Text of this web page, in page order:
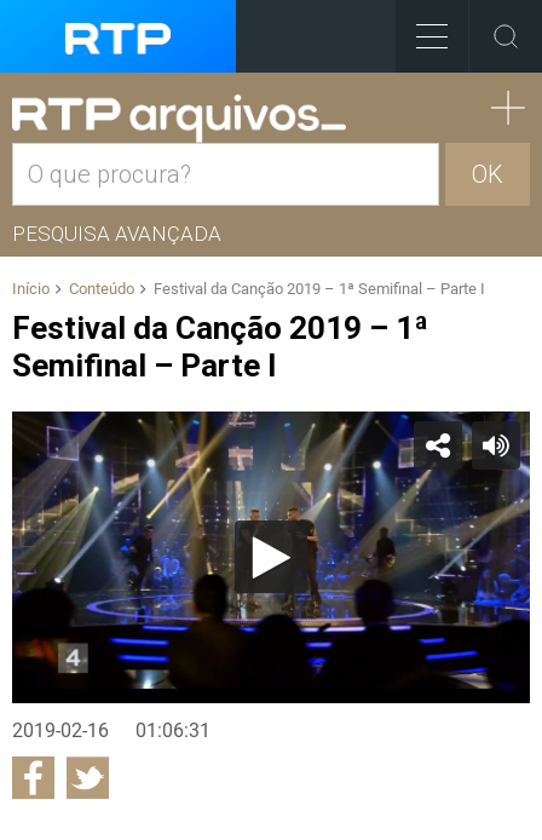
OK
PESQUISA AVANÇADA
Início Conteúdo Festival da Canção 2019 – 1ª Semifinal – Parte I
Festival da Canção 2019 – 1ª
Semifinal – Parte I
2019-02-16 01:06:31